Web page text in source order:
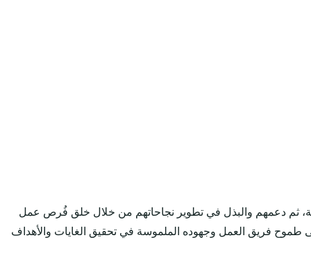
ثم دعمهم والبذل في تطوير نجاحاتهم من خلال خلق فُرص عمل
فريق العمل وجهوده الملموسة في تحقيق الغايات والأهداف